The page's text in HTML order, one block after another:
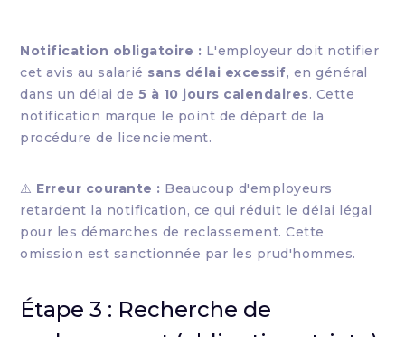
Notification obligatoire : L'employeur doit notifier
cet avis au salarié sans délai excessif, en général
dans un délai de 5 à 10 jours calendaires. Cette
notification marque le point de départ de la
procédure de licenciement.
⚠️ Erreur courante : Beaucoup d'employeurs
retardent la notification, ce qui réduit le délai légal
pour les démarches de reclassement. Cette
omission est sanctionnée par les prud'hommes.
Étape 3 : Recherche de